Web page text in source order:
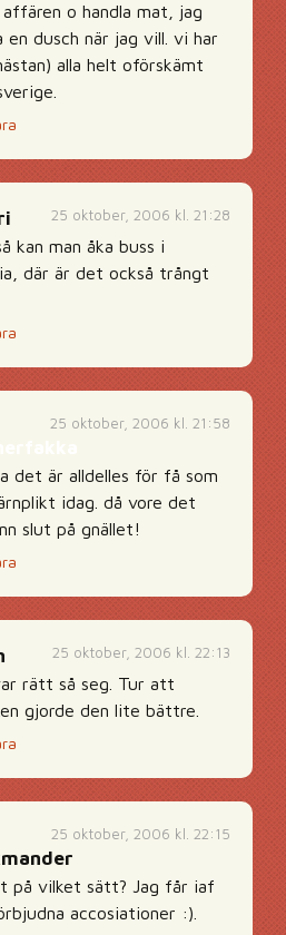
o handla mat, jag
en dusch när jag vill. vi har
alla helt oförskämt
25 oktober, 2006 kl. 21:28
kan man åka buss i
där är det också trångt
25 oktober, 2006 kl. 21:58
det är alldelles för få som
idag. då vore det
slut på gnället!
25 oktober, 2006 kl. 22:13
rätt så seg. Tur att
gjorde den lite bättre.
25 oktober, 2006 kl. 22:15
på vilket sätt? Jag får iaf
accosiationer :).